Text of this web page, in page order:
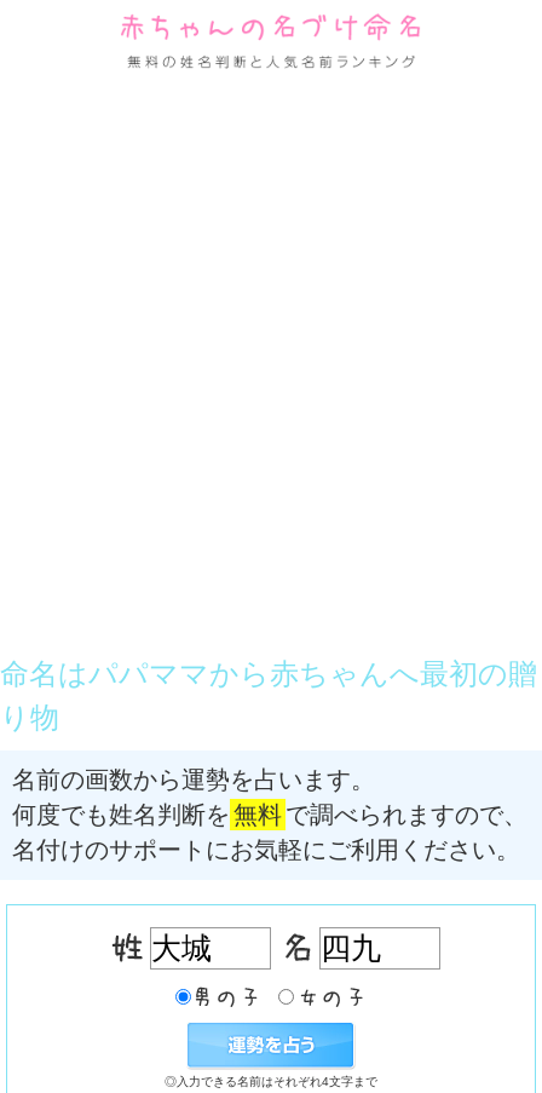
命名はパパママから赤ちゃんへ最初の贈
り物
名前の画数から運勢を占います。
何度でも姓名判断を 無料で調べられますので、
名付けのサポートにお気軽にご利用ください。
◎入力できる名前はそれぞれ4文字まで